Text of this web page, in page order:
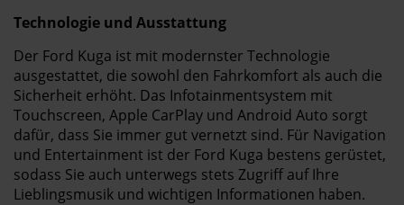
Technologie und Ausstattung
Der Ford Kuga ist mit modernster Technologie
ausgestattet, die sowohl den Fahrkomfort als auch die
Sicherheit erhöht. Das Infotainmentsystem mit
Touchscreen, Apple CarPlay und Android Auto sorgt
dafür, dass Sie immer gut vernetzt sind. Für Navigation
und Entertainment ist der Ford Kuga bestens gerüstet,
sodass Sie auch unterwegs stets Zugriff auf Ihre
Lieblingsmusik und wichtigen Informationen haben.